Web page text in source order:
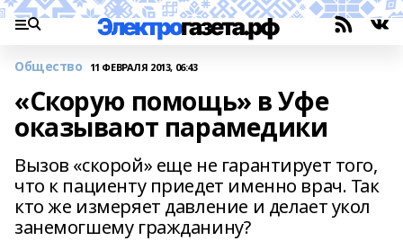
Общество 11 ФЕВРАЛЯ 2013, 06:43
«Скорую помощь» в Уфе
оказывают парамедики
Вызов «скорой» еще не гарантирует того,
что к пациенту приедет именно врач. Так
кто же измеряет давление и делает укол
занемогшему гражданину?